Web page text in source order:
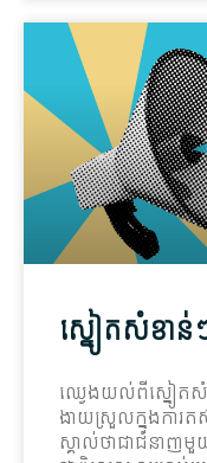
ស្នៀត​សំខាន់
ឈ្វេងយល់​ពី​ស្នៀត​សំ
ងាយស្រួល​ក្នុង​ការ​
ស្គាល់​ថា​ជា​ជំនាញ​